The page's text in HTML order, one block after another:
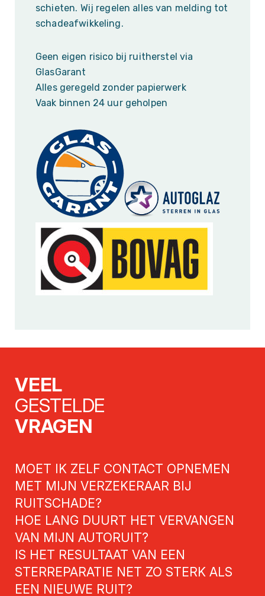
schieten. Wij regelen alles van melding tot
schadeafwikkeling.
Geen eigen risico bij ruitherstel via
GlasGarant
Alles geregeld zonder papierwerk
Vaak binnen 24 uur geholpen
VEEL
GESTELDE
VRAGEN
MOET IK ZELF CONTACT OPNEMEN
MET MIJN VERZEKERAAR BIJ
RUITSCHADE?
HOE LANG DUURT HET VERVANGEN
VAN MIJN AUTORUIT?
IS HET RESULTAAT VAN EEN
STERREPARATIE NET ZO STERK ALS
EEN NIEUWE RUIT?